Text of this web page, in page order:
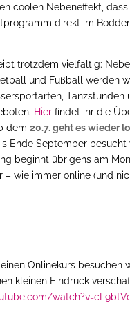
coolen Nebeneffekt, dass
direkt im
trotzdem vielfältig:
und Fußball werden
Tanzstunden
Hierfindet ihr die
dem 20.7. geht es wieder
Ende September besucht
beginnt übrigens am
– wie immer online (und
Onlinekurs besuchen
kleinen Eindruck